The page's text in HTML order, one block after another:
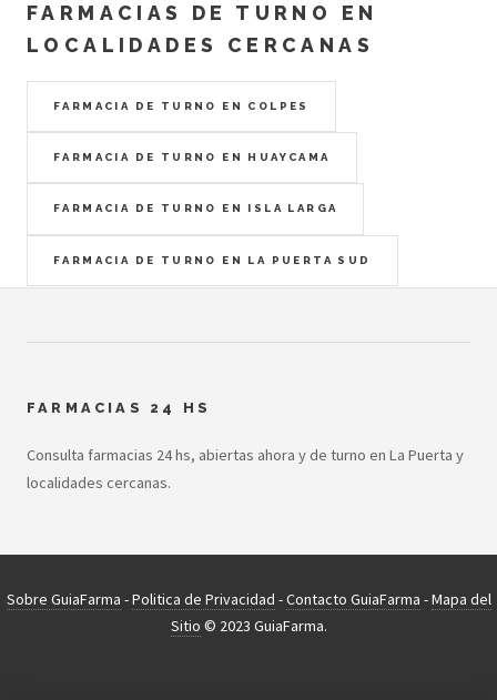
FARMACIAS DE TURNO EN
LOCALIDADES CERCANAS
FARMACIA DE TURNO EN COLPES
FARMACIA DE TURNO EN HUAYCAMA
FARMACIA DE TURNO EN ISLA LARGA
FARMACIA DE TURNO EN LA PUERTA SUD
FARMACIAS 24 HS
Consulta farmacias 24 hs, abiertas ahora y de turno en La Puerta y
localidades cercanas.
Sobre GuiaFarma -Politica de Privacidad -Contacto GuiaFarma -Mapa del
Sitio © 2023 GuiaFarma.